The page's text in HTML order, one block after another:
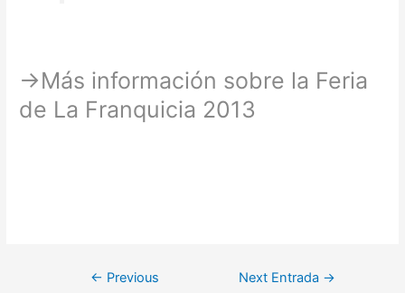
→Más información sobre la Feria
de La Franquicia 2013
← Previous
Next Entrada →